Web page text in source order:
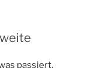
passiert,